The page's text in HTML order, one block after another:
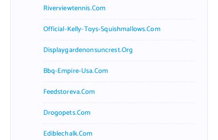
Riverviewtennis.com
Official-Kelly-Toys-Squishmallows.com
Displaygardenonsuncrest.org
Bbq-Empire-Usa.com
Feedstoreva.com
Drogopets.com
Ediblechalk.com